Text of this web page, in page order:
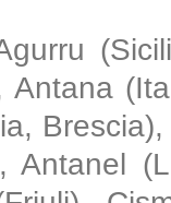
Antana
Antanel